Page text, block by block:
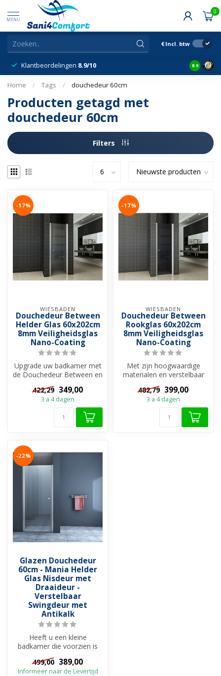
MENU
0
€ Incl. btw
Klantbeordelingen 8.9/10 8.9
Home / Tags / douchedeur 60cm
Producten getagd met
douchedeur 60cm
Filters
-17%
WIESBADEN
Douchedeur Between
Helder Glas 60x202cm
8mm Veiligheidsglas
Nano-Coating
Upgrade uw badkamer met
de Douchedeur Between en
geniet van een
comfortabele en ...
422,29 349,00
3 a 4 dagen
-17%
WIESBADEN
Douchedeur Between
Rookglas 60x202cm
8mm Veiligheidsglas
Nano-Coating
Met zijn hoogwaardige
materialen en verstelbaar
profiel past deze deur
perfect i...
482,79 399,00
3 a 4 dagen
-22%
Glazen Douchedeur
60cm - Mania Helder
Glas Nisdeur met
Draaideur -
Verstelbaar
Swingdeur met
Antikalk
Heeft u een kleine
badkamer die voorzien is
van een nis? Dan kan deze
Glazen Dou...
499,00 389,00
Informeer naar de Levertijd